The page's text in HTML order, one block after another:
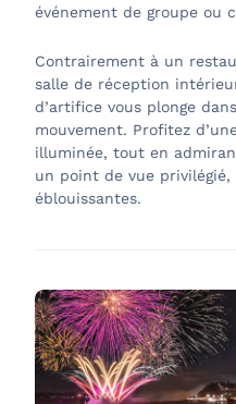
événement de groupe ou
Contrairement à un
salle de réception
d’artifice vous plonge
mouvement. Profitez
illuminée, tout en
un point de vue
éblouissantes.